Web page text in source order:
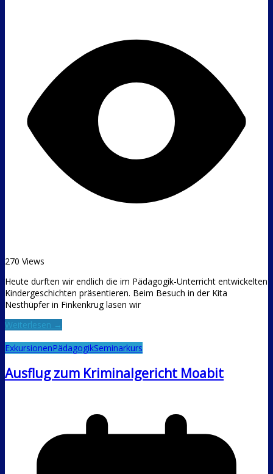
270 Views
Heute durften wir endlich die im Pädagogik-Unterricht entwickelten
Kindergeschichten präsentieren. Beim Besuch in der Kita
Nesthüpfer in Finkenkrug lasen wir
Weiterlesen →
ExkursionenPädagogikSeminarkurs
Ausflug zum Kriminalgericht Moabit